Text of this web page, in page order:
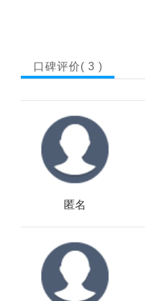
口碑评价( 3 )
匿名